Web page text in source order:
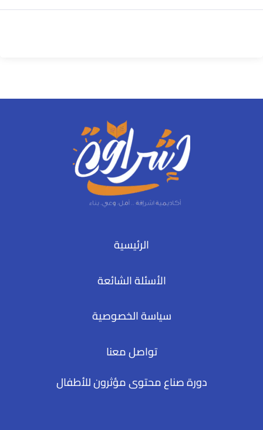
الرئيسية
الأسئلة الشائعة
سياسة الخصوصية
تواصل معنا
دورة صناع محتوى مؤثرون للأطفال